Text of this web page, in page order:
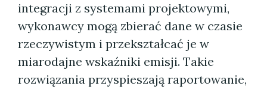
integracji z systemami projektowymi,
wykonawcy mogą zbierać dane w czasie
rzeczywistym i przekształcać je w
miarodajne wskaźniki emisji. Takie
rozwiązania przyspieszają raportowanie,